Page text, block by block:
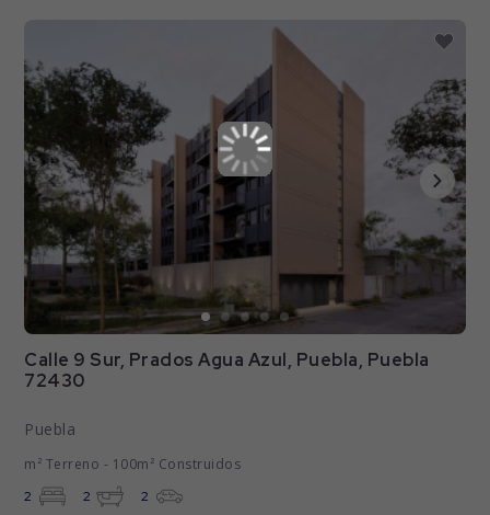
Calle 9 Sur, Prados Agua Azul, Puebla, Puebla
72430
Puebla
m² Terreno - 100m² Construidos
2 2 2